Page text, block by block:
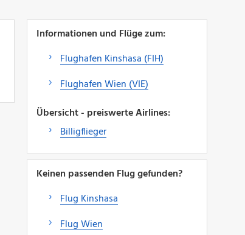
Informationen und Flüge zum:
Flughafen Kinshasa (FIH)
Flughafen Wien (VIE)
Übersicht - preiswerte Airlines:
Billigflieger
Keinen passenden Flug gefunden?
Flug Kinshasa
Flug Wien